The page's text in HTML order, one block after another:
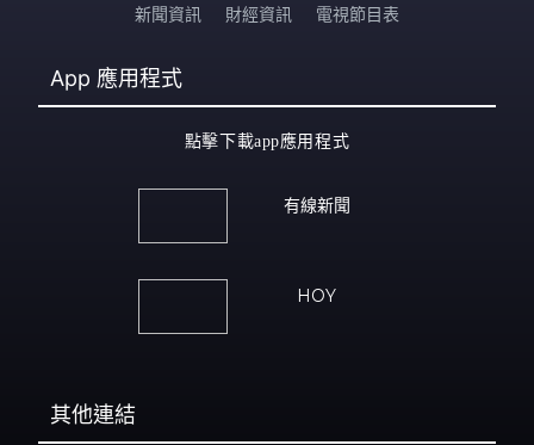
新聞資訊 財經資訊 電視節目表
App 應用程式
點擊下載app應用程式
有線新聞
HOY
其他連結